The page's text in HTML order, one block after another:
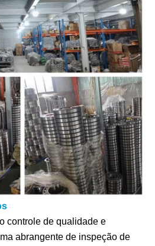
controle de qualidade e
abrangente de inspeção de